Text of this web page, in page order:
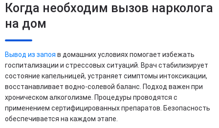
Когда необходим вызов нарколога
на дом
Вывод из запоя в домашних условиях помогает избежать
госпитализации и стрессовых ситуаций. Врач стабилизирует
состояние капельницей, устраняет симптомы интоксикации,
восстанавливает водно-солевой баланс. Подход важен при
хроническом алкоголизме. Процедуры проводятся с
применением сертифицированных препаратов. Безопасность
обеспечивается на каждом этапе.